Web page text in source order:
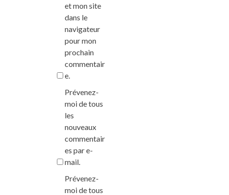
et mon site
dans le
navigateur
pour mon
prochain
commentair
e.
Prévenez-
moi de tous
les
nouveaux
commentair
es par e-
mail.
Prévenez-
moi de tous